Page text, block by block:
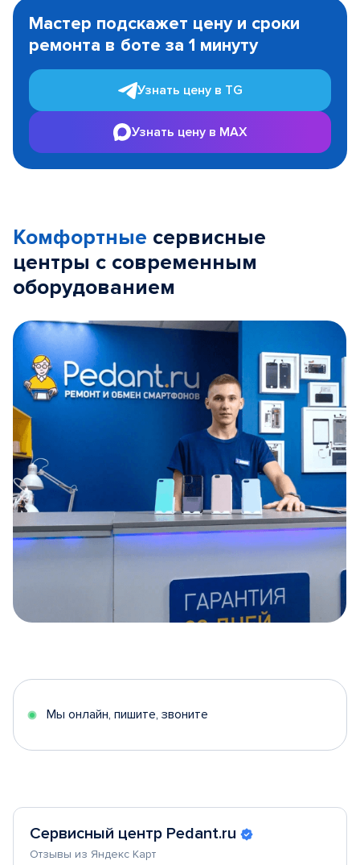
1
Мастер подскажет цену и сроки
ремонта в боте за 1 минуту
Узнать цену в TG
Узнать цену в MAX
Комфортные сервисные
центры с современным
оборудованием
5
Мы онлайн, пишите, звоните
Сервисный центр Pedant.ru
Отзывы из Яндекс Карт